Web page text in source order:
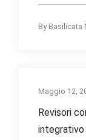
By Basilicata
Maggio 12,
Revisori
integrativo